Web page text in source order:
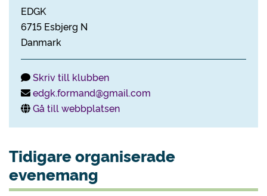
EDGK
6715 Esbjerg N
Danmark
Skriv till klubben
edgk.formand@gmail.com
Gå till webbplatsen
Tidigare organiserade
evenemang